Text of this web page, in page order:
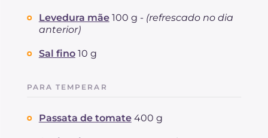
Colesterol mg 46
Levedura mãe 100 g - (refrescado no dia
anterior)
Sal fino 10 g
PARA TEMPERAR
Passata de tomate 400 g